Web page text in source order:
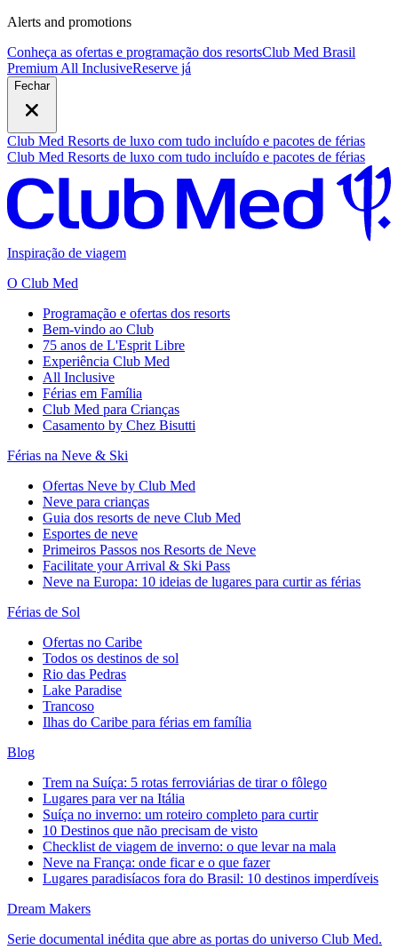
Alerts and promotions
Conheça as ofertas e programação dos resortsClub Med Brasil
Premium All InclusiveReserve já
Fechar
Club Med Resorts de luxo com tudo incluído e pacotes de férias
Club Med Resorts de luxo com tudo incluído e pacotes de férias
Inspiração de viagem
O Club Med
Programação e ofertas dos resorts
Bem-vindo ao Club
75 anos de L'Esprit Libre
Experiência Club Med
All Inclusive
Férias em Família
Club Med para Crianças
Casamento by Chez Bisutti
Férias na Neve & Ski
Ofertas Neve by Club Med
Neve para crianças
Guia dos resorts de neve Club Med
Esportes de neve
Primeiros Passos nos Resorts de Neve
Facilitate your Arrival & Ski Pass
Neve na Europa: 10 ideias de lugares para curtir as férias
Férias de Sol
Ofertas no Caribe
Todos os destinos de sol
Rio das Pedras
Lake Paradise
Trancoso
Ilhas do Caribe para férias em família
Blog
Trem na Suíça: 5 rotas ferroviárias de tirar o fôlego
Lugares para ver na Itália
Suíça no inverno: um roteiro completo para curtir
10 Destinos que não precisam de visto
Checklist de viagem de inverno: o que levar na mala
Neve na França: onde ficar e o que fazer
Lugares paradisíacos fora do Brasil: 10 destinos imperdíveis
Dream Makers
Serie documental inédita que abre as portas do universo Club Med.